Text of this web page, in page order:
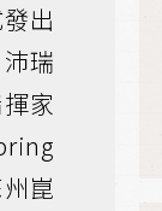
出
瑞
家
崑